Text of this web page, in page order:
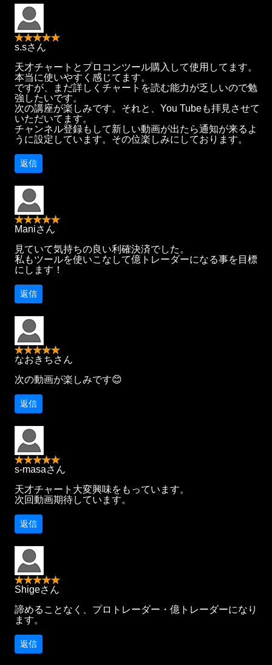
s.sさん
天才チャートとプロコンツール購入して使用してます。
本当に使いやすく感じてます。
ですが、まだ詳しくチャートを読む能力が乏しいので勉
強したいです。
次の講座が楽しみです。それと、You Tubeも拝見させて
いただいてます。
チャンネル登録もして新しい動画が出たら通知が来るよ
うに設定しています。その位楽しみにしております。
返信
Maniさん
見ていて気持ちの良い利確決済でした。
私もツールを使いこなして億トレーダーになる事を目標
にします！
返信
なおきちさん
次の動画が楽しみです😊
返信
s-masaさん
天才チャート大変興味をもっています。
次回動画期待しています。
返信
Shigeさん
諦めることなく、プロトレーダー・億トレーダーになり
ます。
返信